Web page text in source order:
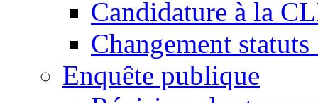
Candidature à la
Changement
Enquête publique